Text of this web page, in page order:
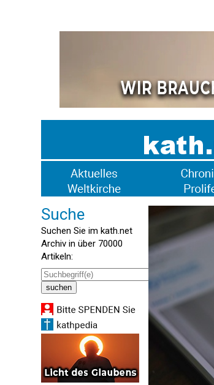
Suche
Suchen Sie im kath.net
Archiv in über 70000
Artikeln: